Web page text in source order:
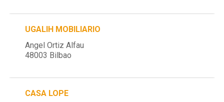
UGALIH MOBILIARIO
Angel Ortiz Alfau
48003 Bilbao
CASA LOPE